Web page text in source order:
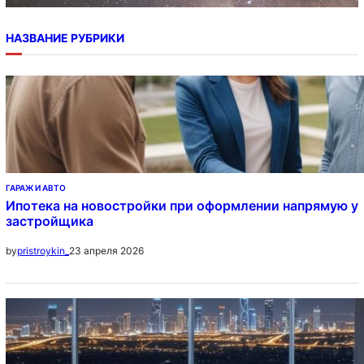
НАЗВАНИЕ РУБРИКИ
ГАРАЖ И АВТО
Ипотека на новостройки при оформлении напрямую у
застройщика
bypristroykin_ 23 апреля 2026